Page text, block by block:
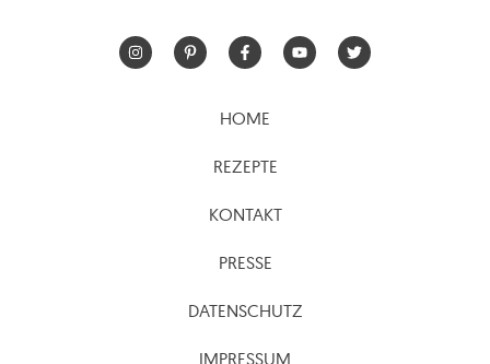
Beiträge
HOME
REZEPTE
KONTAKT
PRESSE
DATENSCHUTZ
IMPRESSUM